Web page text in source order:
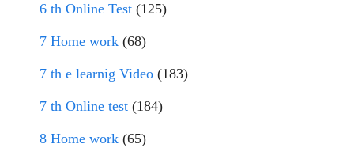
6 th Online Test (125)
7 Home work (68)
7 th e learnig Video (183)
7 th Online test (184)
8 Home work (65)